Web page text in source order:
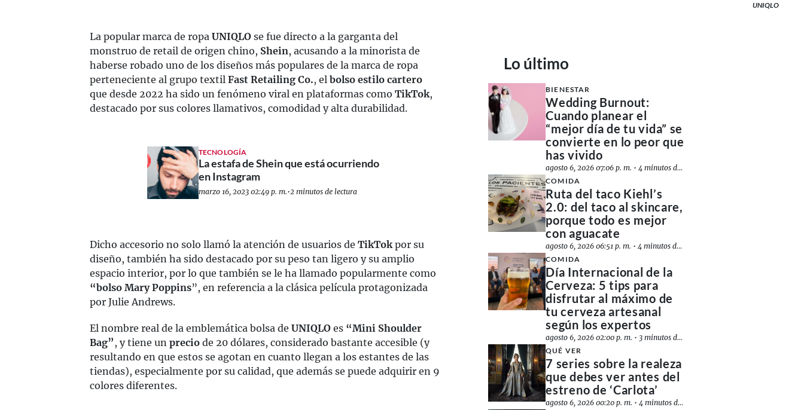
UNIQLO
La popular marca de ropa UNIQLO se fue directo a la garganta del
monstruo de retail de origen chino, Shein, acusando a la minorista de
haberse robado uno de los diseños más populares de la marca de ropa
perteneciente al grupo textil Fast Retailing Co., el bolso estilo cartero
que desde 2022 ha sido un fenómeno viral en plataformas como TikTok,
destacado por sus colores llamativos, comodidad y alta durabilidad.
TECNOLOGÍA
La estafa de Shein que está ocurriendo
en Instagram
marzo 16, 2023 02:49 p. m.•2 minutos de lectura
Dicho accesorio no solo llamó la atención de usuarios de TikTokpor su
diseño, también ha sido destacado por su peso tan ligero y su amplio
espacio interior, por lo que también se le ha llamado popularmente como
“bolso Mary Poppins”, en referencia a la clásica película protagonizada
por Julie Andrews.
El nombre real de la emblemática bolsa de UNIQLO es “Mini Shoulder
Bag” , y tiene un precio de 20 dólares, considerado bastante accesible (y
resultando en que estos se agotan en cuanto llegan a los estantes de las
tiendas), especialmente por su calidad, que además se puede adquirir en 9
colores diferentes.
Lo último
BIENESTAR
Wedding Burnout:
Cuando planear el
“mejor día de tu vida” se
convierte en lo peor que
has vivido
agosto 6, 2026 07:06 p. m. •4 minutos de lectura
COMIDA
Ruta del taco Kiehl’s
2.0: del taco al skincare,
porque todo es mejor
con aguacate
agosto 6, 2026 06:51 p. m. •4 minutos de lectura
COMIDA
Día Internacional de la
Cerveza: 5 tips para
disfrutar al máximo de
tu cerveza artesanal
según los expertos
agosto 6, 2026 02:00 p. m. • 3 minutos de lectura
QUÉ VER
7 series sobre la realeza
que debes ver antes del
estreno de ‘Carlota’
agosto 6, 2026 00:20 p. m. •4 minutos de lectura